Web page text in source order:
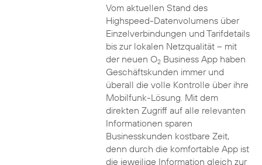
Vom aktuellen Stand des
Highspeed-Datenvolumens über
Einzelverbindungen und Tarifdetails
bis zur lokalen Netzqualität – mit
der neuen O2Business App haben
Geschäftskunden immer und
überall die volle Kontrolle über ihre
Mobilfunk-Lösung. Mit dem
direkten Zugriff auf alle relevanten
Informationen sparen
Businesskunden kostbare Zeit,
denn durch die komfortable App ist
die jeweilige Information gleich zur